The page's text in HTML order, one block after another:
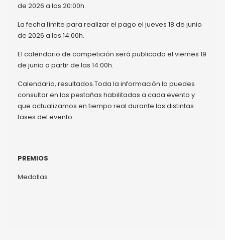
de 2026 a las 20:00h.
La fecha límite para realizar el pago el jueves 18 de junio
de 2026 a las 14:00h.
El calendario de competición será publicado el viernes 19
de junio a partir de las 14:00h.
Calendario, resultados.Toda la información la puedes
consultar en las pestañas habilitadas a cada evento y
que actualizamos en tiempo real durante las distintas
fases del evento.
PREMIOS
Medallas